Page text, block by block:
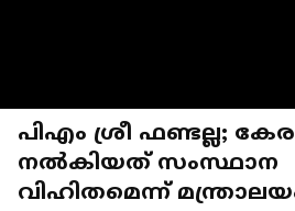
പിഎം ശ്രീ ഫണ്ടല്ല;
നൽകിയത് സംസ്ഥാന
വിഹിതമെന്ന്